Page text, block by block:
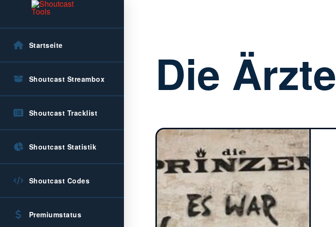
Startseite
Shoutcast Streambox
Shoutcast Tracklist
Shoutcast Statistik
Shoutcast Codes
Premiumstatus
Die Ärzte